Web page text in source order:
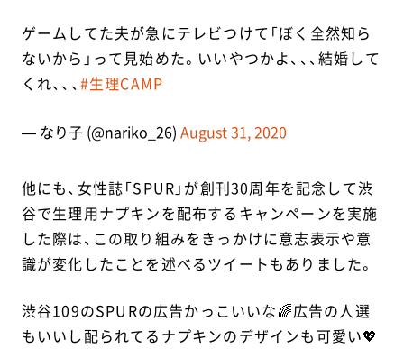
ゲームしてた夫が急にテレビつけて「ぼく全然知ら
ないから」って見始めた。いいやつかよ、、、結婚して
くれ、、、 #生理CAMP
— なり子 (@nariko_26) August 31, 2020
他にも、女性誌「SPUR」が創刊30周年を記念して渋
谷で生理用ナプキンを配布するキャンペーンを実施
した際は、この取り組みをきっかけに意志表示や意
識が変化したことを述べるツイートもありました。
渋谷109のSPURの広告かっこいいな🌈広告の人選
もいいし配られてるナプキンのデザインも可愛い💖